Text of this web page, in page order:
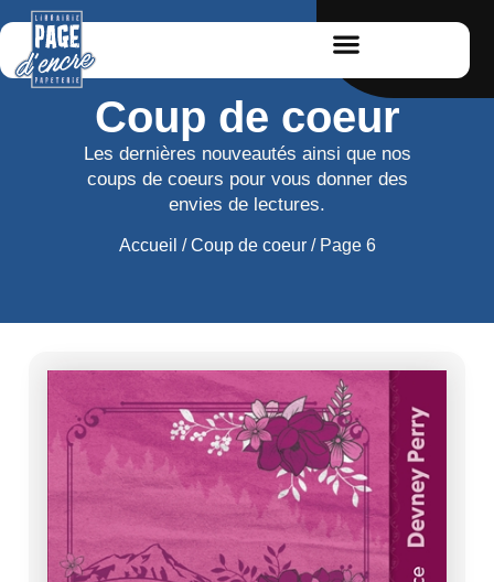
Coup de coeur
Les dernières nouveautés ainsi que nos
coups de coeurs pour vous donner des
envies de lectures.
Accueil /Coup de coeur/ Page 6